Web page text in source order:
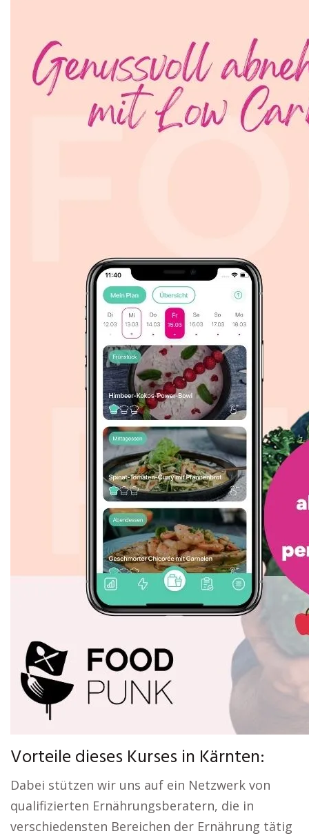
Vorteile dieses Kurses in Kärnten:
Dabei stützen wir uns auf ein Netzwerk von
qualifizierten Ernährungsberatern, die in
verschiedensten Bereichen der Ernährung tätig